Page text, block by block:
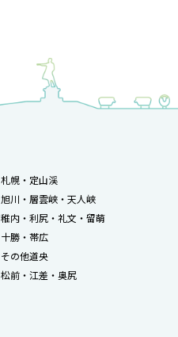
札幌・定山渓
旭川・層雲峡・天人峡
稚内・利尻・礼文・留萌
十勝・帯広
その他道央
松前・江差・奥尻